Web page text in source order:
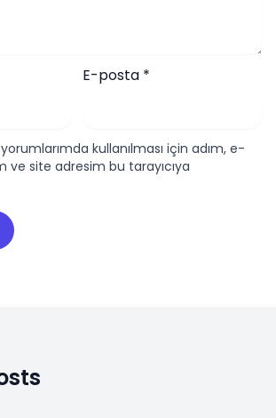
E-posta *
kullanılması için adım, e-
ve site adresim bu tarayıcıya